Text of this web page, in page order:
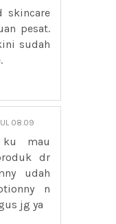
skincare
pesat.
sudah
08.09
mau
dr
udah
n
jg ya